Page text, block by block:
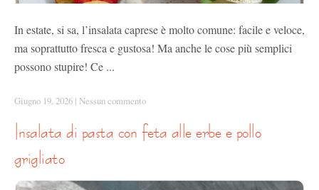
In estate, si sa, l’insalata caprese è molto comune: facile e veloce,
ma soprattutto fresca e gustosa! Ma anche le cose più semplici
possono stupire! Ce ...
Giugno 19, 2026 | Nessun commento
grigliato